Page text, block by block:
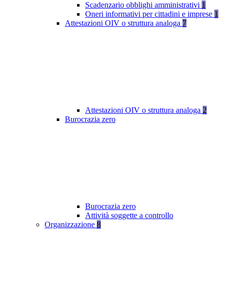
Scadenzario obblighi amministrativi 1
Oneri informativi per cittadini e imprese 1
Attestazioni OIV o struttura analoga 7
Attestazioni OIV o struttura analoga 2
Burocrazia zero
Burocrazia zero
Attività soggette a controllo
Organizzazione 8